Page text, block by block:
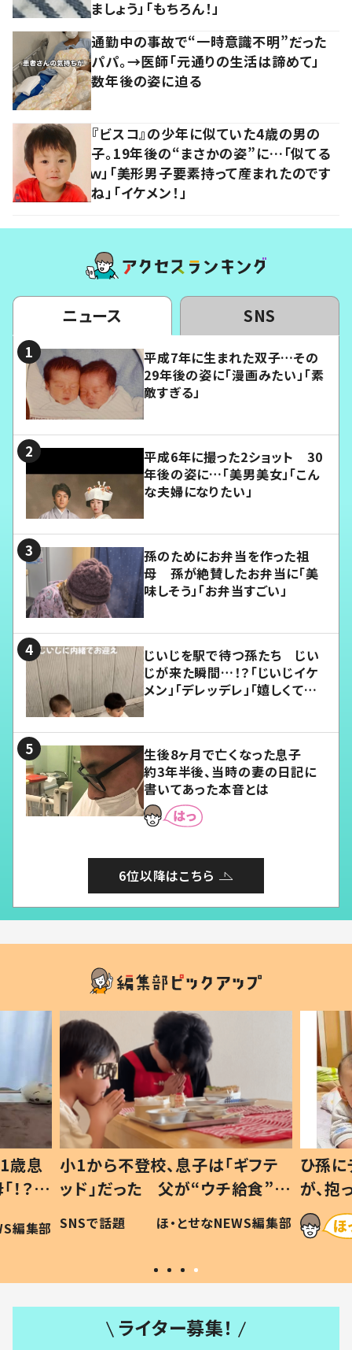
ましょう」「もちろん！」
通勤中の事故で“一時意識不明”だった
パパ。→医師「元通りの生活は諦めて」
数年後の姿に迫る
『ビスコ』の少年に似ていた4歳の男の
子。19年後の“まさかの姿”に…「似てる
ｗ」「美形男子要素持って産まれたのです
ね」「イケメン！」
ニュース SNS
平成7年に生まれた双子…その
29年後の姿に「漫画みたい」「素
敵すぎる」
平成6年に撮った2ショット 30
年後の姿に…「美男美女」「こん
な夫婦になりたい」
孫のためにお弁当を作った祖
母 孫が絶賛したお弁当に「美
味しそう」「お弁当すごい」
じいじを駅で待つ孫たち じい
じが来た瞬間…！？「じいじイケ
メン」「デレッデレ」「嬉しくて可
生後8ヶ月で亡くなった息子
約3年半後、当時の妻の日記に
書いてあった本音とは
6位以降はこちら
歳息
？」
編集部
小1から不登校、息子は「ギフテ
ッド」だった 父が“ウチ給食”を
作り続ける理由とは #令和の親
#令和の子
SNSで話題 ほ・とせなNEWS編集部
ひ孫
が、
「涙が
い」
ライター募集！